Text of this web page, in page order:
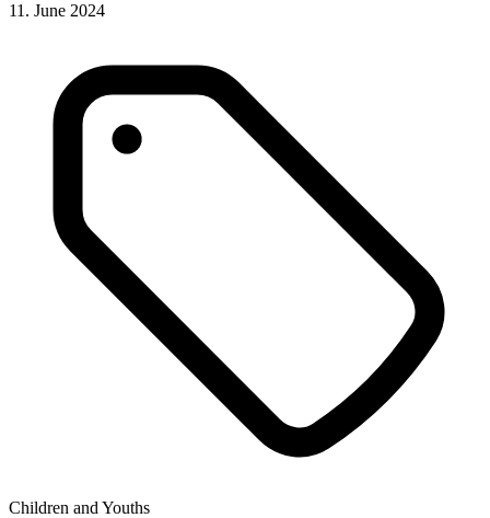
11. June 2024
Children and Youths